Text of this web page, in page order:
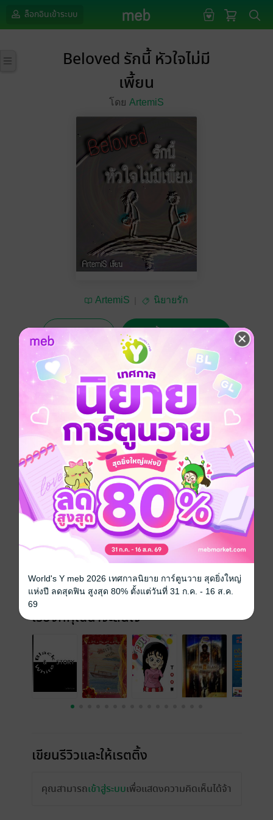
ล็อกอินเข้าระบบ
Beloved รักนี้ หัวใจไม่มี
เพี้ยน
โดย ArtemiS
ArtemiS นิยายรัก
ทดลองอ่าน ซื้อ 69 บาท
อยากได้ ซื้อเป็นของขวัญ ติดตาม แชร์
ชีวิตฉันก็สงบสุขมาตั้งนาน พอเข้าชมรมบาสชีวิตฉันก็
เปลี่ยนไปโดยสิ้นเชิง
ประเภทไฟล์ pdf
วันที่วางขาย 03 พฤษภาคม 2556
ราคาปก 129 บาท (ประหยัด 46%)
เรื่องที่คุณน่าจะสนใจ
เขียนรีวิวและให้เรตติ้ง
คุณสามารถเข้าสู่ระบบเพื่อแสดงความคิดเห็นได้จ้า
World's Y meb 2026 เทศกาลนิยาย การ์ตูนวาย สุดยิ่งใหญ่
แห่งปี ลดสุดฟิน สูงสุด 80% ตั้งแต่วันที่ 31 ก.ค. - 16 ส.ค.
69